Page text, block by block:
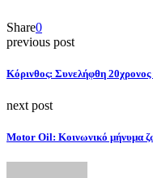
Share0
previous post
Κόρινθος: Συνελήφθη 20χρονος
next post
Motor Oil: Κοινωνικό μήνυμα